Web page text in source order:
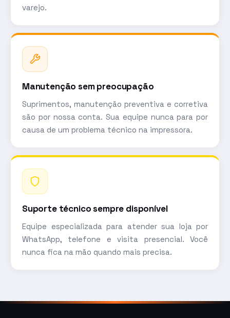
varejo.
Manutenção sem preocupação
Suprimentos, manutenção preventiva e corretiva
são por nossa conta. Sua equipe nunca para por
causa de um problema técnico na impressora.
Suporte técnico sempre disponível
Equipe especializada para atender sua loja por
WhatsApp, telefone e visita presencial. Você
nunca fica na mão quando mais precisa.